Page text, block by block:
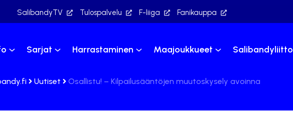
SalibandyTV Tulospalvelu F-liiga Fanikauppa
Sarjat Harrastaminen Maajoukkueet Salibandyliitto
Uutiset Osallistu! – Kilpailusääntöjen muutoskysely avoinna